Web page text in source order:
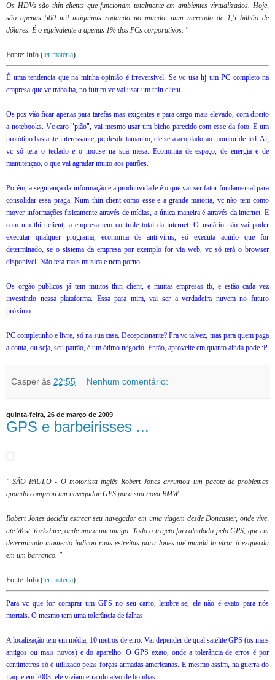
Os HDVs são thin clients que funcionam totalmente em ambientes virtualizados. Hoje,
são apenas 500 mil máquinas rodando no mundo, num mercado de 1,5 bilhão de
dólares. É o equivalente a apenas 1% dos PCs corporativos. "
Fonte: Info (ler matéria)
É uma tendencia que na minha opinião é irreversivel. Se vc usa hj um PC completo na
empresa que vc trabalha, no futuro vc vai usar um thin client.
Os pcs vão ficar apenas para tarefas mas exigentes e para cargo mais elevado, com direito
a notebooks. Vc caro "pião", vai mesmo usar um bicho parecido com esse da foto. É um
protótipo bastante interessante, pq desde tamanho, ele será acoplado ao monitor de lcd. Aí,
vc só tera o teclado e o mouse na sua mesa. Economia de espaço, de energia e de
manutençao, o que vai agradar muito aos patrões.
Porém, a segurança da informação e a produtividade é o que vai ser fator fundamental para
consolidar essa praga. Num thin client como esse e a grande maioria, vc não tem como
mover informações fisicamente através de mídias, a única maneira é através da internet. E
com um thin client, a empresa tem controle total da internet. O usuário não vai poder
executar qualquer programa, economia de anti-vírus, só executa aquilo que for
determinado, se o sistema da empresa por exemplo for via web, vc só terá o browser
disponível. Não terá mais musica e nem porno.
Os orgão publicos já tem muitos thin client, e muitas empresas tb, e estão cada vez
investindo nessa plataforma. Essa para mim, vai ser a verdadeira nuvem no futuro
próximo.
PC completinho e livre, só na sua casa. Decepcionante? Pra vc talvez, mas para quem paga
a conta, ou seja, seu patrão, é um ótimo negocio. Então, aproveite em quanto ainda pode :P
Casper às 22:55 Nenhum comentário:
quinta-feira, 26 de março de 2009
GPS e barbeirisses ...
" SÃO PAULO - O motorista inglês Robert Jones arrumou um pacote de problemas
quando comprou um navegador GPS para sua nova BMW.
Robert Jones decidiu estrear seu navegador em uma viagem desde Doncaster, onde vive,
até West Yorkshire, onde mora um amigo. Todo o trajeto foi calculado pelo GPS, que em
determinado momento indicou ruas estreitas para Jones até mandá-lo virar à esquerda
em um barranco. "
Fonte: Info (ler matéria)
Para vc que for comprar um GPS no seu carro, lembre-se, ele não é exato para nós
mortais. O mesmo tem uma tolerância de falhas.
A localização tem em média, 10 metros de erro. Vai depender de qual satélite GPS (os mais
antigos ou mais novos) e do aparelho. O GPS exato, onde a tolerância de erros é por
centímetros só é utilizado pelas forças armadas americanas. E mesmo assim, na guerra do
iraque em 2003, ele viviam errando alvo de bombas.